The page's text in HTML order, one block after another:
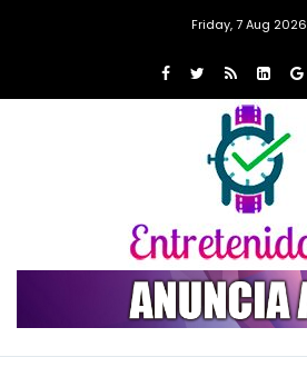
Friday, 7 Aug 2026